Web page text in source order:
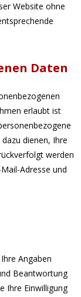
Website ohne
Daten
erlaubt ist
dienen, Ihre
werden
Adresse und
Angaben
Beantwortung
Ihre Einwilligung